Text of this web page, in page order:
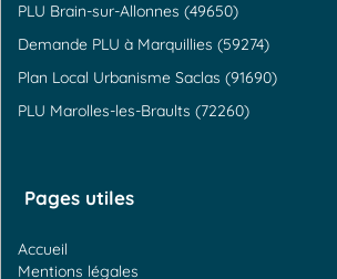
PLU Brain-sur-Allonnes (49650)
Demande PLU à Marquillies (59274)
Plan Local Urbanisme Saclas (91690)
PLU Marolles-les-Braults (72260)
Pages utiles
Accueil
Mentions légales